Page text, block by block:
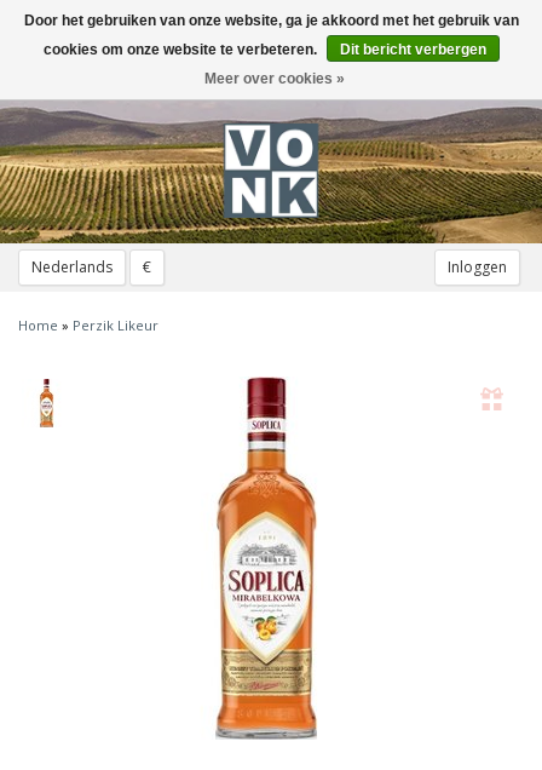
Nederlands € Inloggen
Toggle
navigation
Home » Perzik Likeur
Door het gebruiken van onze website, ga je akkoord met het gebruik van
cookies om onze website te verbeteren.
Dit bericht verbergen
Meer over cookies »